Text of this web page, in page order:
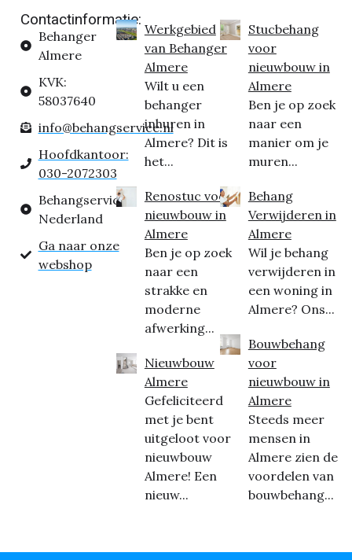
Contactinformatie:
Behanger
Almere
KVK:
58037640
info@behangservice.nl
Hoofdkantoor:
030-2072303
Behangservice
Nederland
Ga naar onze
webshop
Werkgebied
van Behanger
Almere
Wilt u een
behanger
inhuren in
Almere? Dit is
het...
Renostuc voor
nieuwbouw in
Almere
Ben je op zoek
naar een
strakke en
moderne
afwerking...
Nieuwbouw
Almere
Gefeliciteerd
met je bent
uitgeloot voor
nieuwbouw
Almere! Een
nieuw...
Stucbehang
voor
nieuwbouw in
Almere
Ben je op zoek
naar een
manier om je
muren...
Behang
Verwijderen in
Almere
Wil je behang
verwijderen in
een woning in
Almere? Ons...
Bouwbehang
voor
nieuwbouw in
Almere
Steeds meer
mensen in
Almere zien de
voordelen van
bouwbehang...